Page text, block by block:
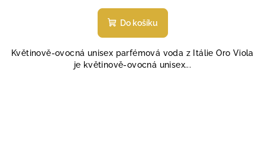
Do košíku
Květinově-ovocná unisex parfémová voda z Itálie Oro Viola
je květinově-ovocná unisex...